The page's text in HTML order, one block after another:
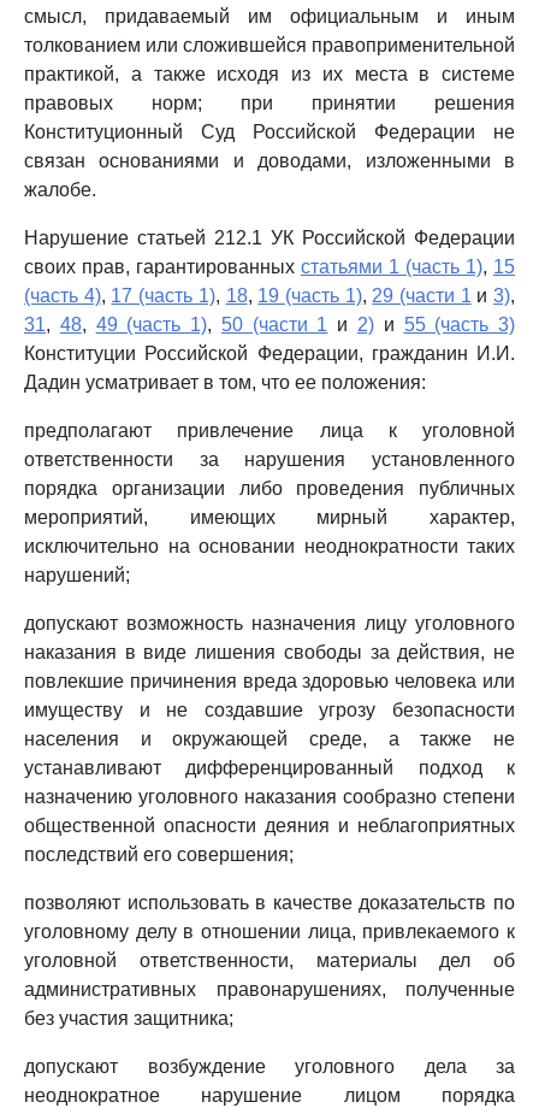
смысл, придаваемый им официальным и иным
толкованием или сложившейся правоприменительной
практикой, а также исходя из их места в системе
правовых норм; при принятии решения
Конституционный Суд Российской Федерации не
связан основаниями и доводами, изложенными в
жалобе.
Нарушение статьей 212.1 УК Российской Федерации
своих прав, гарантированных статьями 1 (часть 1), 15
(часть 4), 17 (часть 1), 18, 19 (часть 1), 29 (части 1 и3),
31, 48, 49 (часть 1), 50 (части 1 и 2)и 55 (часть 3)
Конституции Российской Федерации, гражданин И.И.
Дадин усматривает в том, что ее положения:
предполагают привлечение лица к уголовной
ответственности за нарушения установленного
порядка организации либо проведения публичных
мероприятий, имеющих мирный характер,
исключительно на основании неоднократности таких
нарушений;
допускают возможность назначения лицу уголовного
наказания в виде лишения свободы за действия, не
повлекшие причинения вреда здоровью человека или
имуществу и не создавшие угрозу безопасности
населения и окружающей среде, а также не
устанавливают дифференцированный подход к
назначению уголовного наказания сообразно степени
общественной опасности деяния и неблагоприятных
последствий его совершения;
позволяют использовать в качестве доказательств по
уголовному делу в отношении лица, привлекаемого к
уголовной ответственности, материалы дел об
административных правонарушениях, полученные
без участия защитника;
допускают возбуждение уголовного дела за
неоднократное нарушение лицом порядка